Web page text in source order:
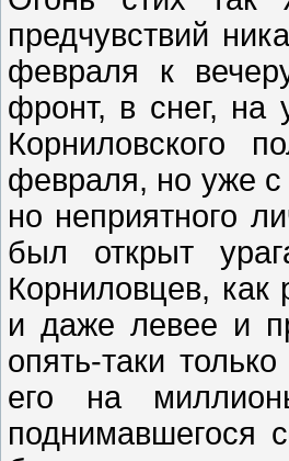
предчувствий
февраля к
фронт, в снег, на
Корниловского
февраля, но уже с
но неприятного
был открыт
Корниловцев, как
и даже левее и
опять-таки
его на
поднимавшегося